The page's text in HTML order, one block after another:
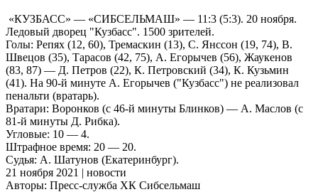
«КУЗБАСС» — «СИБСЕЛЬМАШ» — 11:3 (5:3). 20 ноября.
Ледовый дворец "Кузбасс". 1500 зрителей.
Голы: Репях (12, 60), Тремаскин (13), С. Янссон (19, 74), В.
Швецов (35), Тарасов (42, 75), А. Егорычев (56), Жаукенов
(83, 87) — Д. Петров (22), К. Петровский (34), К. Кузьмин
(41). На 90-й минуте А. Егорычев ("Кузбасс") не реализовал
пенальти (вратарь).
Вратари: Воронков (с 46-й минуты Блинков) — А. Маслов (с
81-й минуты Д. Рибка).
Угловые: 10 — 4.
Штрафное время: 20 — 20.
Судья: А. Шатунов (Екатеринбург).
21 ноября 2021 | новости
Авторы: Пресс-служба ХК Сибсельмаш